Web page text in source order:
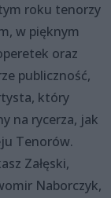
roku tenorzy
w pięknym
oraz
publiczność,
który
na rycerza, jak
Tenorów.
Załęski,
Naborczyk,